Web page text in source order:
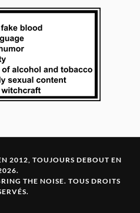
2012, TOUJOURS DEBOUT EN
THE NOISE. TOUS DROITS